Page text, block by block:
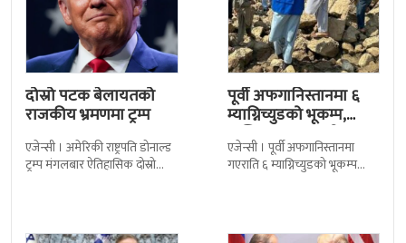
दोस्रो पटक बेलायतको
राजकीय भ्रमणमा ट्रम्प
एजेन्सी । अमेरिकी राष्ट्रपति डोनाल्ड
ट्रम्प मंगलबार ऐतिहासिक दोस्रो
पूर्वी अफगानिस्तानमा ६
म्याग्निच्युडको भूकम्प,
कम्तिमा २० जनाको ज्यान
गयो
एजेन्सी । पूर्वी अफगानिस्तानमा
गएराति ६ म्याग्निच्युडको भूकम्प